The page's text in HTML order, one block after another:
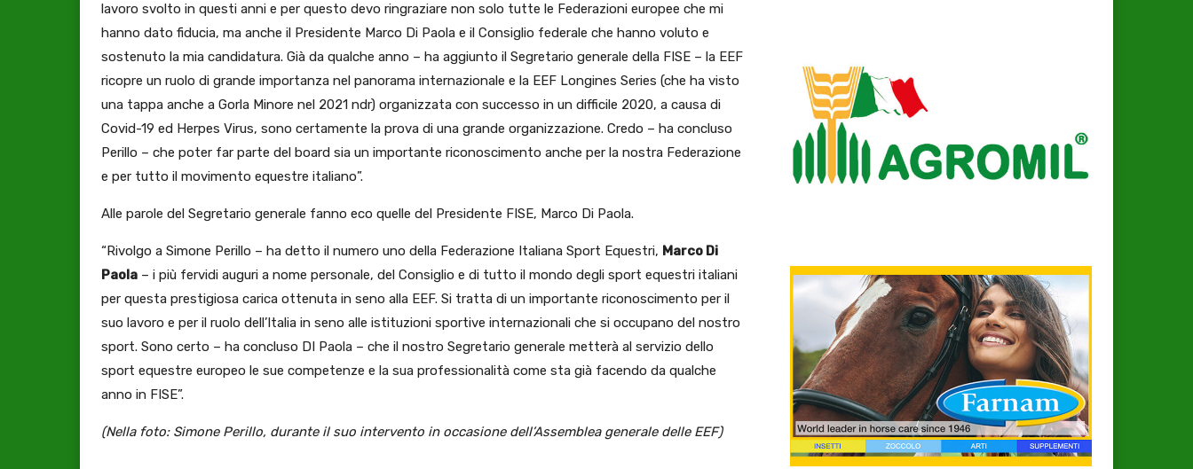
lavoro svolto in questi anni e per questo devo ringraziare non solo tutte le Federazioni europee che mi
hanno dato fiducia, ma anche il Presidente Marco Di Paola e il Consiglio federale che hanno voluto e
sostenuto la mia candidatura. Già da qualche anno – ha aggiunto il Segretario generale della FISE – la EEF
ricopre un ruolo di grande importanza nel panorama internazionale e la EEF Longines Series (che ha visto
una tappa anche a Gorla Minore nel 2021 ndr) organizzata con successo in un difficile 2020, a causa di
Covid-19 ed Herpes Virus, sono certamente la prova di una grande organizzazione. Credo – ha concluso
Perillo – che poter far parte del board sia un importante riconoscimento anche per la nostra Federazione
e per tutto il movimento equestre italiano”.
Alle parole del Segretario generale fanno eco quelle del Presidente FISE, Marco Di Paola.
“Rivolgo a Simone Perillo – ha detto il numero uno della Federazione Italiana Sport Equestri, Marco Di
Paola – i più fervidi auguri a nome personale, del Consiglio e di tutto il mondo degli sport equestri italiani
per questa prestigiosa carica ottenuta in seno alla EEF. Si tratta di un importante riconoscimento per il
suo lavoro e per il ruolo dell’Italia in seno alle istituzioni sportive internazionali che si occupano del nostro
sport. Sono certo – ha concluso DI Paola – che il nostro Segretario generale metterà al servizio dello
sport equestre europeo le sue competenze e la sua professionalità come sta già facendo da qualche
anno in FISE”.
(Nella foto: Simone Perillo, durante il suo intervento in occasione dell’Assemblea generale delle EEF)